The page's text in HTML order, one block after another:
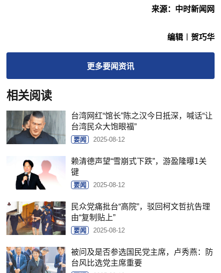
来源：中时新闻网
编辑︱贺巧华
更多要闻资讯
相关阅读
台湾网红“馆长”陈之汉今日抵深，喊话“让
台湾民众大饱眼福”
要闻 2025-08-12
赖清德声望“雪崩式下跌”，游盈隆曝1关
键
要闻 2025-08-12
民众党痛批台“高院”，驳回柯文哲抗告理
由“复制贴上”
要闻 2025-08-12
被问及是否参选国民党主席，卢秀燕：防
台风比选党主席重要